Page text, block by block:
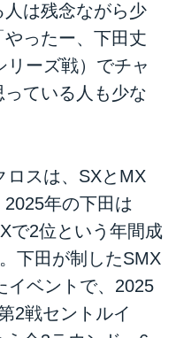
は残念ながら少
ったー、下田丈
リーズ戦）でチャ
ている人も少な
ロスは、SXとMX
年の下田は
で2位という年間成
下田が制したSMX
イベントで、2025
2戦セントルイ